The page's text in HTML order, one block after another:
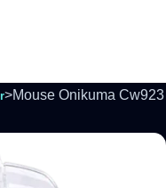
>Mouse Onikuma Cw923